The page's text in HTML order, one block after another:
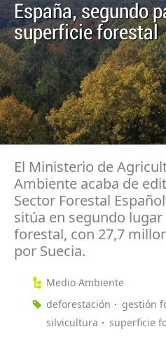
España, segundo
superficie forestal
El Ministerio de
Ambiente acaba de
Sector Forestal
sitúa en segundo
forestal, con 27,7
por Suecia.
Medio Ambiente
deforestación
gestión
silvicultura
superficie